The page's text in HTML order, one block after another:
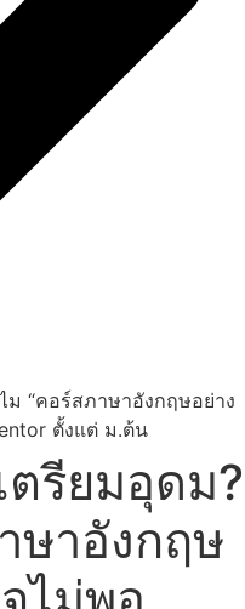
ม “คอร์สภาษาอังกฤษอย่าง
ตั้งแต่ ม.ต้น
รียมอุดม?
ษาอังกฤษ